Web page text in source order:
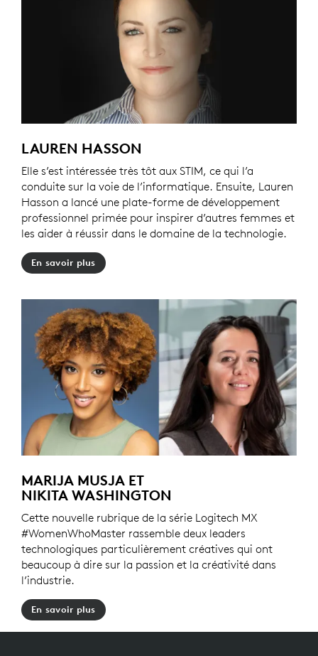
LAUREN HASSON
Elle s’est intéressée très tôt aux STIM, ce qui l’a
conduite sur la voie de l’informatique. Ensuite, Lauren
Hasson a lancé une plate-forme de développement
professionnel primée pour inspirer d’autres femmes et
les aider à réussir dans le domaine de la technologie.
En savoir plus
MARIJA MUSJA ET
NIKITA WASHINGTON
Cette nouvelle rubrique de la série Logitech MX
#WomenWhoMaster rassemble deux leaders
technologiques particulièrement créatives qui ont
beaucoup à dire sur la passion et la créativité dans
l’industrie.
En savoir plus